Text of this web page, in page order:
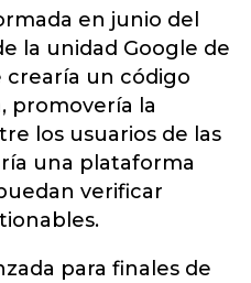
en junio del
la unidad Google de
crearía un código
promovería la
los usuarios de las
una plataforma
verificar
para finales de